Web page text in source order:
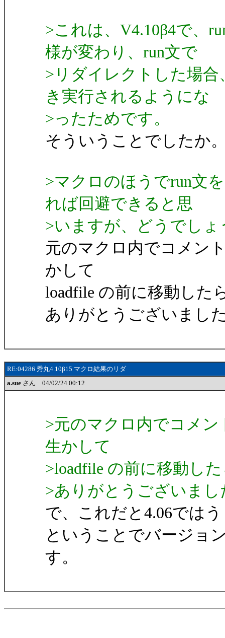
>これは、V4.10β4で、
様が変わり、run文で
>リダイレクトした場
き実行されるようにな
>ったためです。
そういうことでしたか
>マクロのほうでrun文
れば回避できると思
>いますが、どうでしょ
元のマクロ内でコメン
かして
loadfile の前に移動した
ありがとうございまし
RE:04286 秀丸4.10β15 マクロ結果のリダ
a.sue さん 04/02/24 00:12
>元のマクロ内でコメン
生かして
>loadfile の前に移動し
>ありがとうございまし
で、これだと4.06では
ということでバージョ
す。